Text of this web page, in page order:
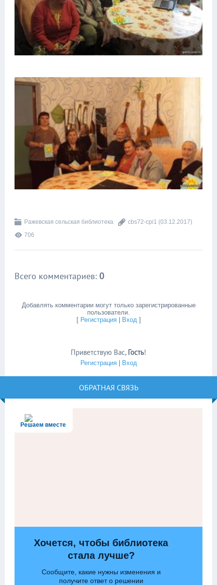
Ражевская сельская библиотека cbs72-cpi1 (03.12.2017)
706
Всего комментариев: 0
Добавлять комментарии могут только зарегистрированные
пользователи.
[ Регистрация| Вход]
Приветствую Вас, Гость!
Регистрация| Вход
ОБРАТНАЯ СВЯЗЬ
Решаем вместе
Хочется, чтобы библиотека
стала лучше?
Сообщите, какие нужны изменения и
получите ответ о решении